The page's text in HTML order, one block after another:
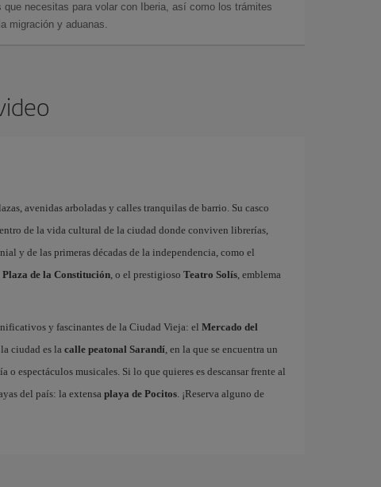
que necesitas para volar con Iberia, así como los trámites
migración y aduanas.
avenidas arboladas y calles tranquilas de barrio. Su casco
de la vida cultural de la ciudad donde conviven librerías,
y de las primeras décadas de la independencia, como el
Plaza de la Constitución, o el prestigioso Teatro Solís, emblema
y fascinantes de la Ciudad Vieja: el Mercado del
ciudad es lacalle peatonal Sarandí, en la que se encuentra un
o espectáculos musicales. Si lo que quieres es descansar frente al
del país: la extensaplaya de Pocitos. ¡Reserva alguno de